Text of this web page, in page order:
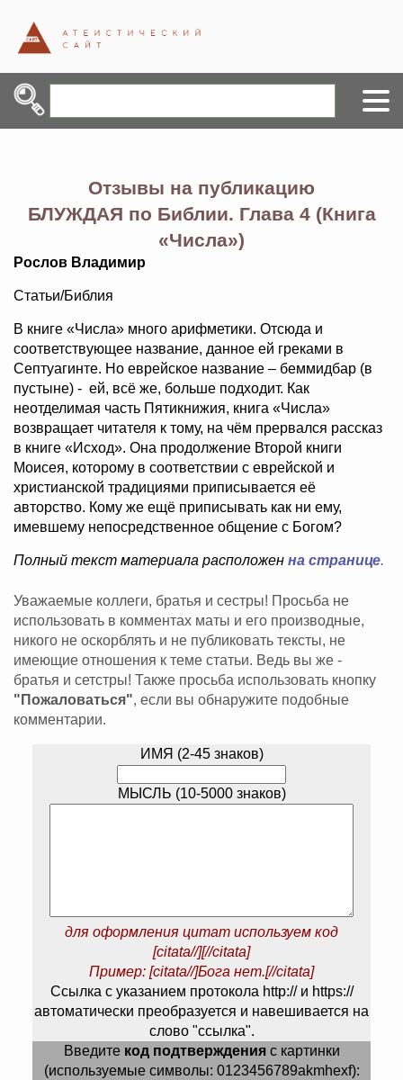
Отзывы на публикацию
БЛУЖДАЯ по Библии. Глава 4 (Книга
«Числа»)
Рослов Владимир
Статьи/Библия
В книге «Числа» много арифметики. Отсюда и
соответствующее название, данное ей греками в
Септуагинте. Но еврейское название – беммидбар (в
пустыне) - ей, всё же, больше подходит. Как
неотделимая часть Пятикнижия, книга «Числа»
возвращает читателя к тому, на чём прервался рассказ
в книге «Исход». Она продолжение Второй книги
Моисея, которому в соответствии с еврейской и
христианской традициями приписывается её
авторство. Кому же ещё приписывать как ни ему,
имевшему непосредственное общение с Богом?
Полный текст материала расположен на странице.
Уважаемые коллеги, братья и сестры! Просьба не
использовать в комментах маты и его производные,
никого не оскорблять и не публиковать тексты, не
имеющие отношения к теме статьи. Ведь вы же -
братья и сетстры! Также просьба использовать кнопку
"Пожаловаться", если вы обнаружите подобные
комментарии.
ИМЯ (2-45 знаков)
МЫСЛЬ (10-5000 знаков)
для оформления цитат используем код
[citata//][//citata]
Пример: [citata//]Бога нет.[//citata]
Ссылка с указанием протокола http:// и https://
автоматически преобразуется и навешивается на
слово "ссылка".
Введите код подтвержденияс картинки
(используемые символы: 0123456789akmhexf):